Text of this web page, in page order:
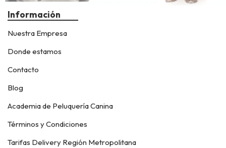
Información
Nuestra Empresa
Donde estamos
Contacto
Blog
Academia de Peluquería Canina
Términos y Condiciones
Tarifas Delivery Región Metropolitana